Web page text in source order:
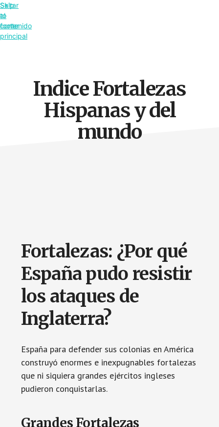
Saltar
al
contenido
principal
Skip
to
footer
Indice Fortalezas
Hispanas y del
mundo
Fortalezas: ¿Por qué
España pudo resistir
los ataques de
Inglaterra?
España para defender sus colonias en América
construyó enormes e inexpugnables fortalezas
que ni siquiera grandes ejércitos ingleses
pudieron conquistarlas.
Grandes Fortalezas